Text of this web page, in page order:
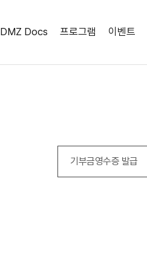
DMZ Docs 프로그램 이벤트
기부금영수증 발급